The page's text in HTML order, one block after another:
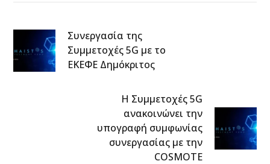
Συνεργασία της
Συμμετοχές 5G με το
ΕΚΕΦΕ Δημόκριτος
Η Συμμετοχές 5G
ανακοινώνει την
υπογραφή συμφωνίας
συνεργασίας με την
COSMOTE